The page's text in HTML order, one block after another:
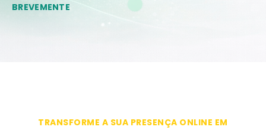
BREVEMENTE
TRANSFORME A SUA PRESENÇA ONLINE EM